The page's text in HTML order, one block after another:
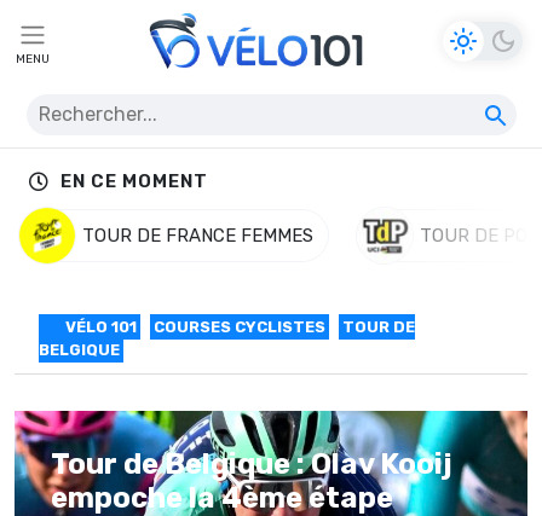
MENU
EN CE MOMENT
TOUR DE FRANCE FEMMES TOUR DE
VÉLO 101 COURSES CYCLISTES
TOUR DE
BELGIQUE
Tour de Belgique : Olav Kooij
empoche la 4ème étape